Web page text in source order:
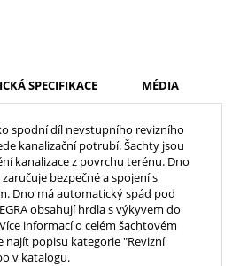
SPECIFIKACE MÉDIA
spodní díl nevstupního revizního
kanalizační potrubí. Šachty jsou
kanalizace z povrchu terénu. Dno
bezpečné a spojení s
Dno má automatický spád pod
obsahují hrdla s výkyvem do
informací o celém šachtovém
najít popisu kategorie "Revizní
v katalogu.